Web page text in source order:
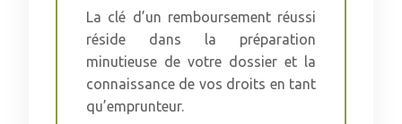
La clé d’un remboursement réussi
réside dans la préparation
minutieuse de votre dossier et la
connaissance de vos droits en tant
qu’emprunteur.